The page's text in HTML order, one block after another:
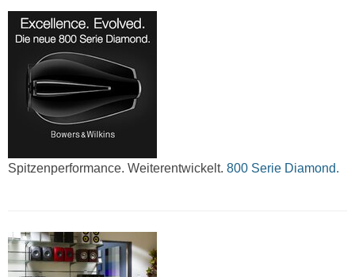
Spitzenperformance. Weiterentwickelt. 800 Serie Diamond.